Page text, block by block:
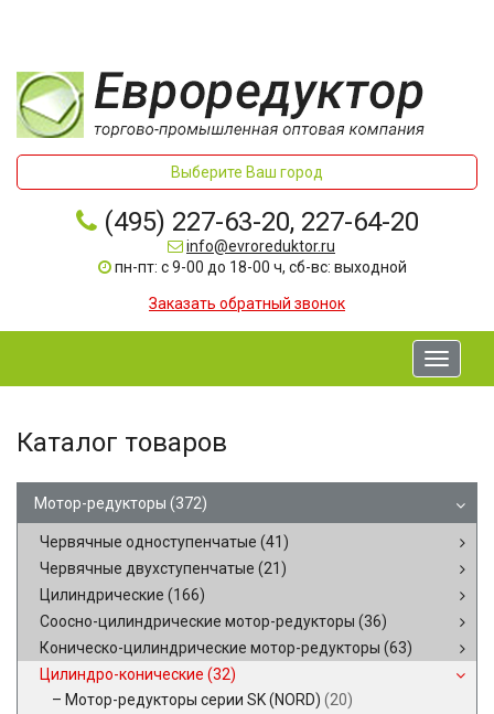
Выберите Ваш город
(495) 227-63-20, 227-64-20
info@evroreduktor.ru
пн-пт: с 9-00 до 18-00 ч, сб-вс: выходной
Заказать обратный звонок
Toggle
Каталог товаров
Мотор-редукторы (372)
Червячные одноступенчатые (41)
Червячные двухступенчатые (21)
Цилиндрические (166)
Соосно-цилиндрические мотор-редукторы (36)
Коническо-цилиндрические мотор-редукторы (63)
Цилиндро-конические (32)
Мотор-редукторы серии SK (NORD) (20)